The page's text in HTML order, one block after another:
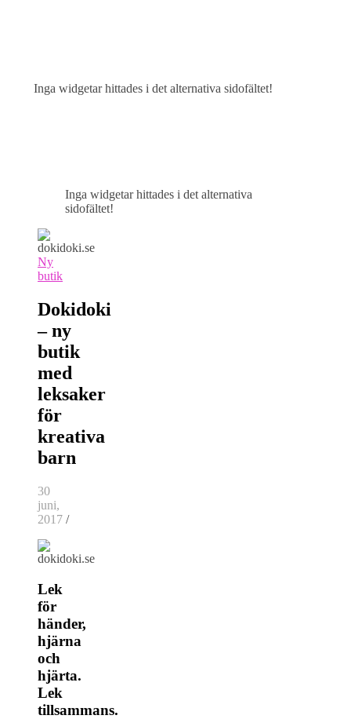
Inga widgetar hittades i det alternativa sidofältet!
Inga widgetar hittades i det alternativa
sidofältet!
Ny
butik
Dokidoki
– ny
butik
med
leksaker
för
kreativa
barn
30
juni,
2017 /
Lek
för
händer,
hjärna
och
hjärta.
Lek
tillsammans.